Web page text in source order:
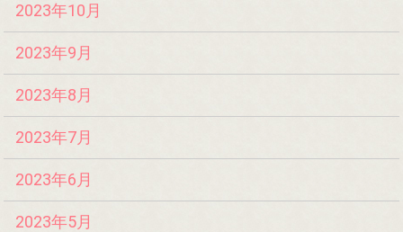
2023年10月
2023年9月
2023年8月
2023年7月
2023年6月
2023年5月